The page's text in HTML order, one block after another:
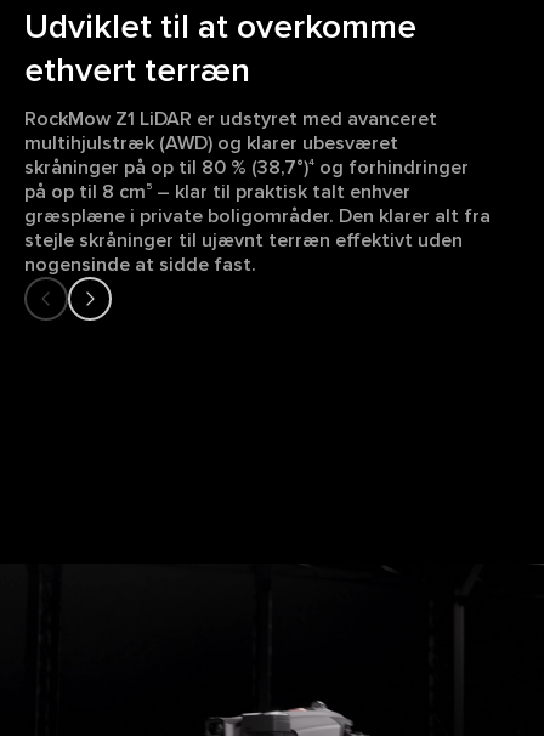
Udviklet til at overkomme
ethvert terræn
RockMow Z1 LiDAR er udstyret med avanceret
multihjulstræk (AWD) og klarer ubesværet
skråninger på op til 80 % (38,7°)4 og forhindringer
på op til 8 cm5 – klar til praktisk talt enhver
græsplæne i private boligområder. Den klarer alt fra
stejle skråninger til ujævnt terræn effektivt uden
nogensinde at sidde fast.